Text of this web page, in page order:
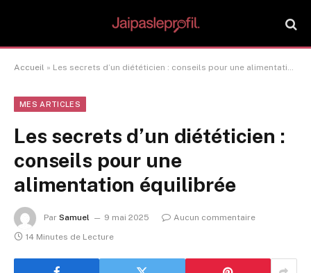
Accueil » Les secrets d’un diététicien : conseils pour une alimentation équilibrée
MES ARTICLES
Les secrets d’un diététicien :
conseils pour une
alimentation équilibrée
Par Samuel 9 mai 2025
Aucun commentaire
14 Minutes de Lecture